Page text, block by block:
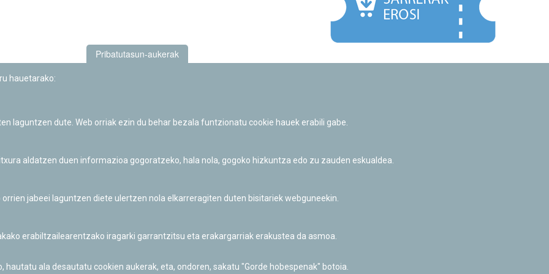
Informazio publikoa eskatzeko baimena
Pribatutasun-aukerak
hauetarako:
laguntzen dute. Web orriak ezin du behar bezala funtzionatu cookie hauek erabili gabe.
aldatzen duen informazioa gogoratzeko, hala nola, gogoko hizkuntza edo zu zauden eskualdea.
jabeei laguntzen diete ulertzen nola elkarreragiten duten bisitariek webguneekin.
erabiltzailearentzako iragarki garrantzitsu eta erakargarriak erakustea da asmoa.
ala desautatu cookien aukerak, eta, ondoren, sakatu "Gorde hobespenak" botoia.